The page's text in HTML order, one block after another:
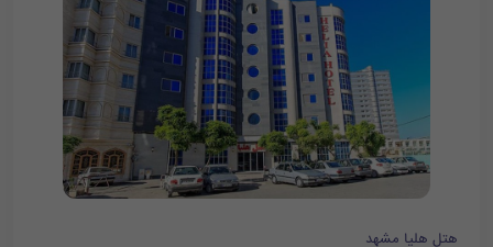
هتل هلیا مشهد